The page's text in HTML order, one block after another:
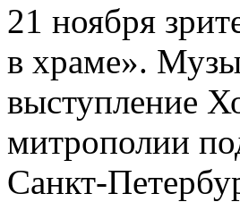
21 ноября
в храме».
выступление
митрополии
Санкт-